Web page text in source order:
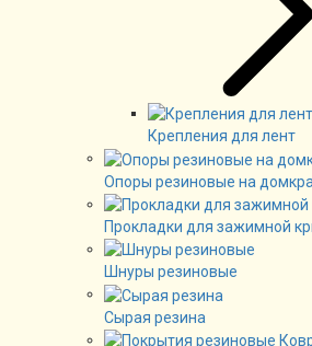
Крепления для лент
Опоры резиновые на
Прокладки для зажимной
Шнуры резиновые
Сырая резина